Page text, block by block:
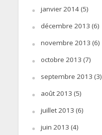
janvier 2014(5)
décembre 2013 (6)
novembre 2013 (6)
octobre 2013 (7)
septembre 2013 (3)
août 2013 (5)
juillet 2013 (6)
juin 2013 (4)